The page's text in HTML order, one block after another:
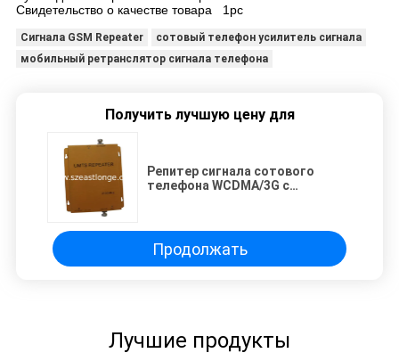
Свидетельство о качестве товара 1pc
Сигнала GSM Repeater
сотовый телефон усилитель сигнала
мобильный ретранслятор сигнала телефона
Получить лучшую цену для
Репитер сигнала сотового
телефона WCDMA/3G с
Продолжать
Лучшие продукты